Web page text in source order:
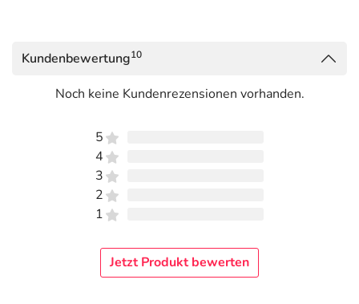
Kundenbewertung10
Noch keine Kundenrezensionen vorhanden.
5
4
3
2
1
Jetzt Produkt bewerten